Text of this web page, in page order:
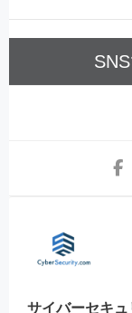
サイバーセキ